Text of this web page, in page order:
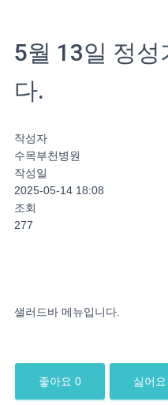
5월 13일 정성
다.
작성자
수목부천병원
작성일
2025-05-14 18:08
조회
277
샐러드바 메뉴입니다.
좋아요 0 싫어요